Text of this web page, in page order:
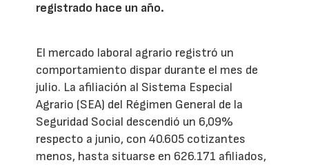
registrado hace un año.
El mercado laboral agrario registró un
comportamiento dispar durante el mes de
julio. La afiliación al Sistema Especial
Agrario (SEA) del Régimen General de la
Seguridad Social descendió un 6,09%
respecto a junio, con 40.605 cotizantes
menos, hasta situarse en 626.171 afiliados,